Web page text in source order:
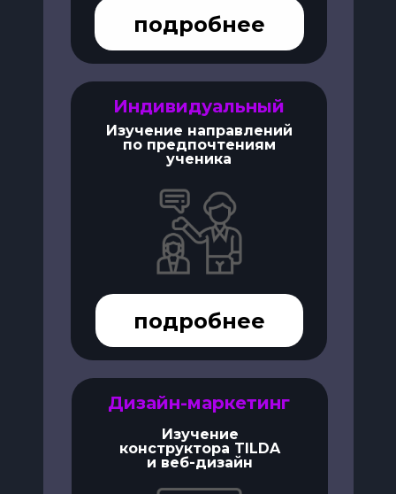
Изучение
конструктора TILDA
и веб-дизайн
Дизайн-маркетинг
Изучение направлений
по предпочтениям
ученика
Индивидуальный
подробнее
подробнее